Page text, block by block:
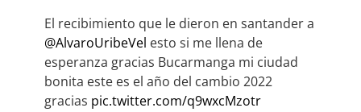
El recibimiento que le dieron en santander a
@AlvaroUribeVel esto si me llena de
esperanza gracias Bucarmanga mi ciudad
bonita este es el año del cambio 2022
gracias pic.twitter.com/q9wxcMzotr